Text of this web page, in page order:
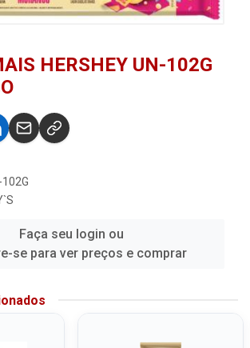
HERSHEY UN-102G
Faça seu login ou
se para ver preços e comprar